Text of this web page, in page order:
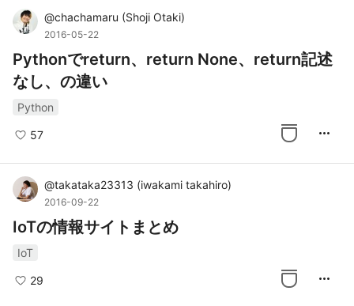
@chachamaru (Shoji Otaki)
2016-05-22
Pythonでreturn、return None、return記述
なし、の違い
Python
57 more_horiz
@takataka23313 (iwakami takahiro)
2016-09-22
IoTの情報サイトまとめ
IoT
29 more_horiz